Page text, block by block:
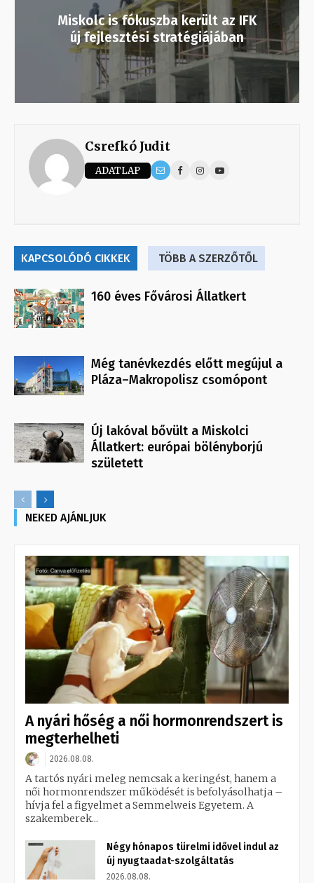
Miskolc is fókuszba került az IFK
új fejlesztési stratégiájában
Csrefkó Judit
ADATLAP
KAPCSOLÓDÓ CIKKEK TÖBB A SZERZŐTŐL
160 éves Fővárosi Állatkert
Még tanévkezdés előtt megújul a
Pláza–Makropolisz csomópont
Új lakóval bővült a Miskolci
Állatkert: európai bölényborjú
született
NEKED AJÁNLJUK
A nyári hőség a női hormonrendszert is
megterhelheti
2026.08.08.
A tartós nyári meleg nemcsak a keringést, hanem a
női hormonrendszer működését is befolyásolhatja –
hívja fel a figyelmet a Semmelweis Egyetem. A
szakemberek...
Négy hónapos türelmi idővel indul az
új nyugtaadat-szolgáltatás
2026.08.08.